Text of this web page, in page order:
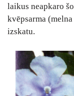
laikus neapkaro
kvēpsarma
izskatu.